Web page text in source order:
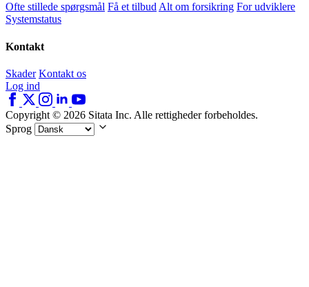
Ofte stillede spørgsmål Få et tilbudAlt om forsikring For udviklere
Systemstatus
Kontakt
Skader Kontakt os
Log ind
Copyright © 2026 Sitata Inc. Alle rettigheder forbeholdes.
Sprog